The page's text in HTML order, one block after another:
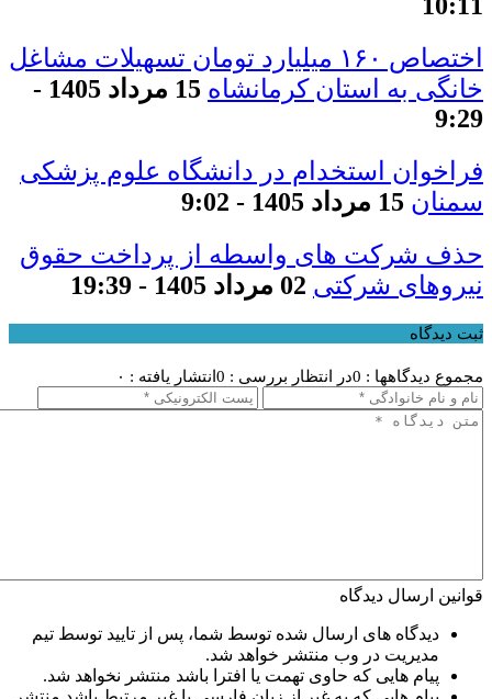
اختصاص ۱۶۰ میلیارد تومان تسهیلات مشاغل
خانگی به استان کرمانشاه
15 مرداد 1405 -
9:29
فراخوان استخدام در دانشگاه علوم پزشکی
سمنان 15 مرداد 1405 - 9:02
حذف شرکت های واسطه از پرداخت حقوق
نیروهای شرکتی 02 مرداد 1405 - 19:39
ثبت دیدگاه
مجموع دیدگاهها : 0 در انتظار بررسی : 0 انتشار یافته : ۰
قوانین ارسال دیدگاه
دیدگاه های ارسال شده توسط شما، پس از تایید توسط تیم
مدیریت در وب منتشر خواهد شد.
پیام هایی که حاوی تهمت یا افترا باشد منتشر نخواهد شد.